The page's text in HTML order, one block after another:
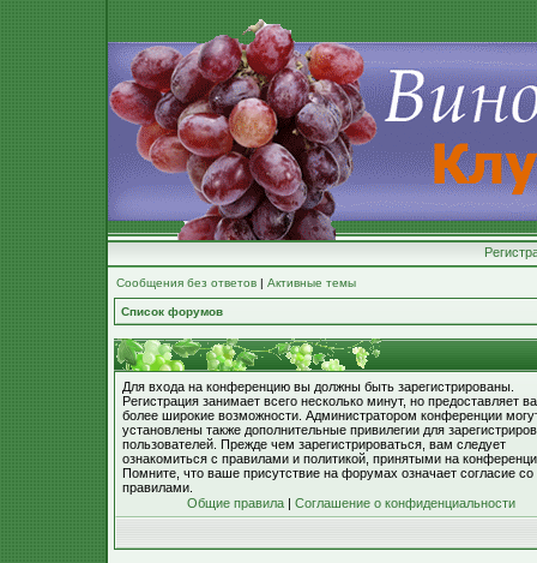
Сообщения без ответов | Активные темы
Список форумов
Для входа на конференцию вы должны быть зарегистрированы.
Регистрация занимает всего несколько минут, но предоставляет
более широкие возможности. Администратором конференции
установлены также дополнительные привилегии для
пользователей. Прежде чем зарегистрироваться, вам следует
ознакомиться с правилами и политикой, принятыми на
Помните, что ваше присутствие на форумах означает согласие со
правилами.
Общие правила | Соглашение о конфиденциальности